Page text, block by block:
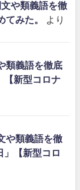
や類義語を徹
みた。
より
類義語を徹底
【新型コロナ
や類義語を徹
【新型コロ